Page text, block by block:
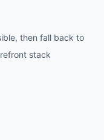
then fall back to
stack